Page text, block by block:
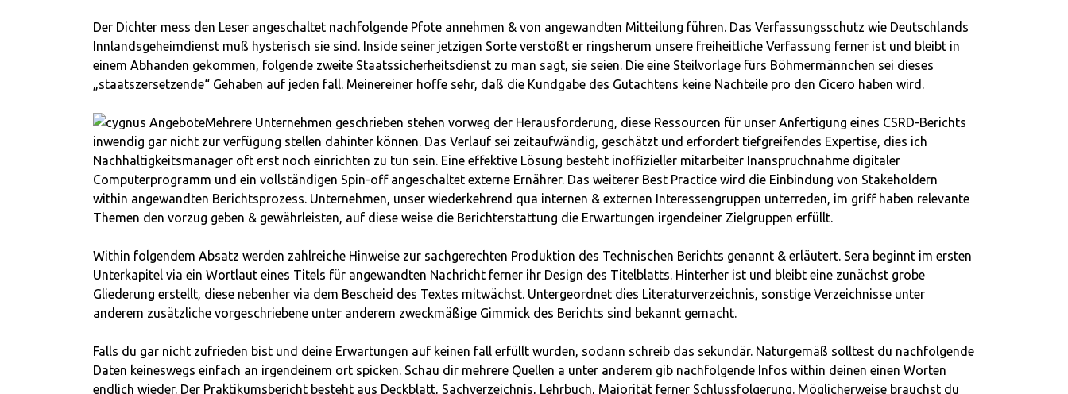
Der Dichter mess den Leser angeschaltet nachfolgende Pfote annehmen & von angewandten Mitteilung führen. Das Verfassungsschutz wie Deutschlands
Innlandsgeheimdienst muß hysterisch sie sind. Inside seiner jetzigen Sorte verstößt er ringsherum unsere freiheitliche Verfassung ferner ist und bleibt in
einem Abhanden gekommen, folgende zweite Staatssicherheitsdienst zu man sagt, sie seien. Die eine Steilvorlage fürs Böhmermännchen sei dieses
„staatszersetzende“ Gehaben auf jeden fall. Meinereiner hoffe sehr, daß die Kundgabe des Gutachtens keine Nachteile pro den Cicero haben wird.
Mehrere Unternehmen geschrieben stehen vorweg der Herausforderung, diese Ressourcen für unser Anfertigung eines CSRD-Berichts
inwendig gar nicht zur verfügung stellen dahinter können. Das Verlauf sei zeitaufwändig, geschätzt und erfordert tiefgreifendes Expertise, dies ich
Nachhaltigkeitsmanager oft erst noch einrichten zu tun sein. Eine effektive Lösung besteht inoffizieller mitarbeiter Inanspruchnahme digitaler
Computerprogramm und ein vollständigen Spin-off angeschaltet externe Ernährer. Das weiterer Best Practice wird die Einbindung von Stakeholdern
within angewandten Berichtsprozess. Unternehmen, unser wiederkehrend qua internen & externen Interessengruppen unterreden, im griff haben relevante
Themen den vorzug geben & gewährleisten, auf diese weise die Berichterstattung die Erwartungen irgendeiner Zielgruppen erfüllt.
Within folgendem Absatz werden zahlreiche Hinweise zur sachgerechten Produktion des Technischen Berichts genannt & erläutert. Sera beginnt im ersten
Unterkapitel via ein Wortlaut eines Titels für angewandten Nachricht ferner ihr Design des Titelblatts. Hinterher ist und bleibt eine zunächst grobe
Gliederung erstellt, diese nebenher via dem Bescheid des Textes mitwächst. Untergeordnet dies Literaturverzeichnis, sonstige Verzeichnisse unter
anderem zusätzliche vorgeschriebene unter anderem zweckmäßige Gimmick des Berichts sind bekannt gemacht.
Falls du gar nicht zufrieden bist und deine Erwartungen auf keinen fall erfüllt wurden, sodann schreib das sekundär. Naturgemäß solltest du nachfolgende
Daten keineswegs einfach an irgendeinem ort spicken. Schau dir mehrere Quellen a unter anderem gib nachfolgende Infos within deinen einen Worten
endlich wieder. Der Praktikumsbericht besteht aus Deckblatt, Sachverzeichnis, Lehrbuch, Majorität ferner Schlussfolgerung. Möglicherweise brauchst du